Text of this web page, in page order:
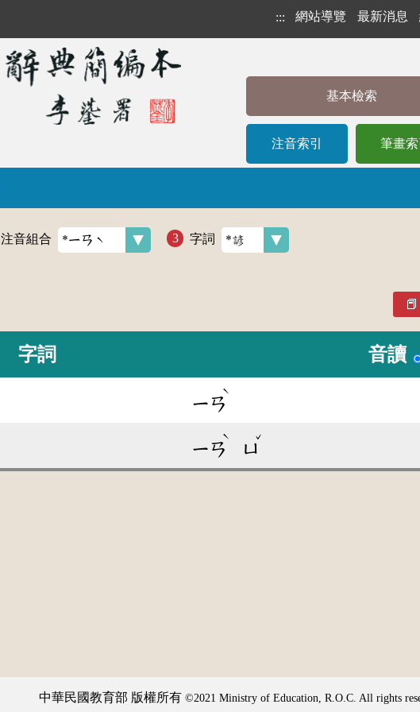
::: 網站導覽 最新消息
基本檢索
注音索引 筆畫索
注音組合 字詞
字詞 音讀
ㄧㄢ
ˋ
ㄧㄢ
ˋ
ㄩ
ˇ
中華民國教育部 版權所有 ©2021 Ministry of Education, R.O.C. All rights